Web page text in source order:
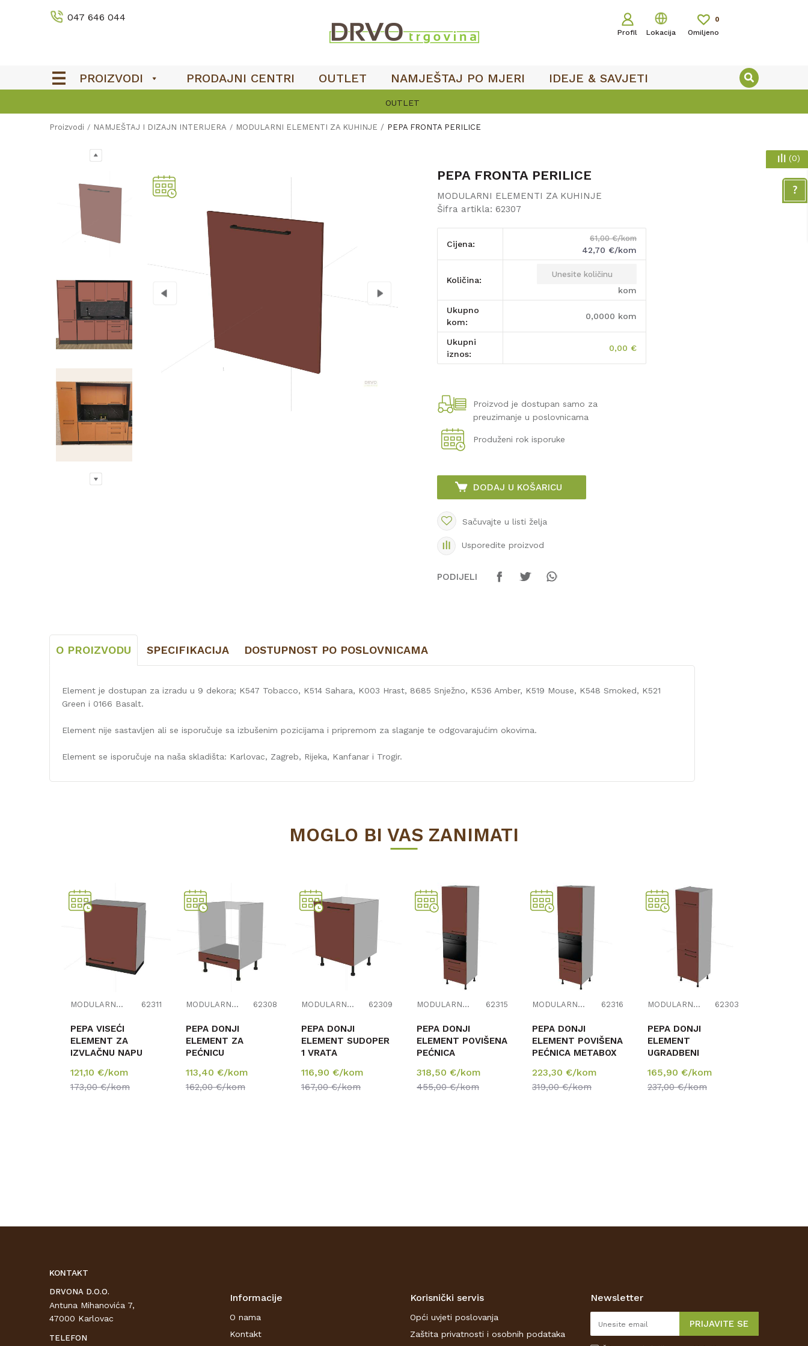
047 646 044
Profil Lokacija Omiljeno
0
PROIZVODI PRODAJNI CENTRI OUTLET NAMJEŠTAJ PO MJERI IDEJE & SAVJETI
OUTLET
Proizvodi NAMJEŠTAJ I DIZAJN INTERIJERA MODULARNI ELEMENTI ZA KUHINJE PEPA FRONTA PERILICE
PEPA FRONTA PERILICE
MODULARNI ELEMENTI ZA KUHINJE
Šifra artikla: 62307
Cijena:
61,00 €/kom
42,70 €/kom
Količina:
kom
Ukupno
kom:
0,0000 kom
Ukupni
iznos:
0,00 €
Proizvod je dostupan samo za
preuzimanje u poslovnicama
Produženi rok isporuke
DODAJ U KOŠARICU
Sačuvajte u listi želja
Usporedite proizvod
PODIJELI
O PROIZVODU SPECIFIKACIJA DOSTUPNOST PO POSLOVNICAMA
Element je dostupan za izradu u 9 dekora; K547 Tobacco, K514 Sahara, K003 Hrast, 8685 Snježno, K536 Amber, K519 Mouse, K548 Smoked, K521
Green i 0166 Basalt.
Element nije sastavljen ali se isporučuje sa izbušenim pozicijama i pripremom za slaganje te odgovarajućim okovima.
Element se isporučuje na naša skladišta: Karlovac, Zagreb, Rijeka, Kanfanar i Trogir.
MOGLO BI VAS ZANIMATI
MODULARNI ELEMENTI ZA KUHINJE 62311
PEPA VISEĆI
ELEMENT ZA
IZVLAČNU NAPU
121,10 €/kom
173,00€/kom
MODULARNI ELEMENTI ZA KUHINJE 62308
PEPA DONJI
ELEMENT ZA
PEĆNICU
113,40 €/kom
162,00€/kom
MODULARNI ELEMENTI ZA KUHINJE 62309
PEPA DONJI
ELEMENT SUDOPER
1 VRATA
116,90 €/kom
167,00€/kom
MODULARNI ELEMENTI ZA KUHINJE 62315
PEPA DONJI
ELEMENT POVIŠENA
PEĆNICA
318,50 €/kom
455,00€/kom
MODULARNI ELEMENTI ZA KUHINJE 62316
PEPA DONJI
ELEMENT POVIŠENA
PEĆNICA METABOX
223,30 €/kom
319,00€/kom
MODULARNI ELEMENTI ZA KUHINJE 62303
PEPA DONJI
ELEMENT
UGRADBENI
165,90 €/kom
237,00€/kom
(0)
KONTAKT
DRVONA D.O.O.
Antuna Mihanovića 7,
47000 Karlovac
TELEFON
Informacije
O nama
Kontakt
Korisnički servis
Opći uvjeti poslovanja
Zaštita privatnosti i osobnih podataka
Newsletter
PRIJAVITE SE